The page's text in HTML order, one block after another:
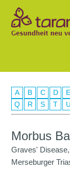
A B C D E
Q
R S T U
Morbus
Graves'
Merseburger